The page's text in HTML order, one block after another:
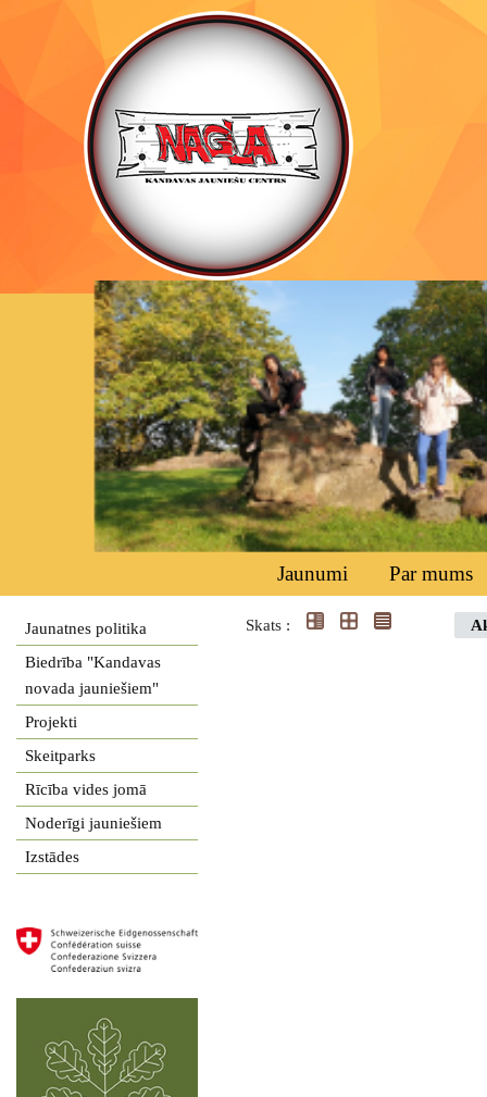
Jaunumi Par mums
Jaunatnes politika
Biedrība "Kandavas
novada jauniešiem"
Projekti
Skeitparks
Rīcība vides jomā
Noderīgi jauniešiem
Izstādes
Skats :